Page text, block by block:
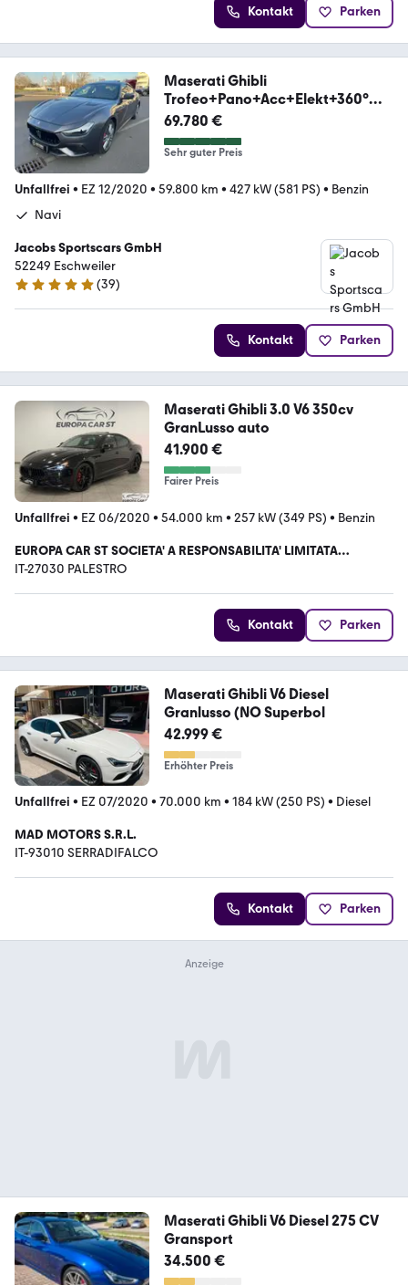
Kontakt Parken
Maserati Ghibli
Trofeo+Pano+Acc+Elekt+360°
+V8
69.780 €
Sehr guter Preis
Unfallfrei • EZ 12/2020 • 59.800 km • 427 kW (581 PS) • Benzin
Navi
Jacobs Sportscars GmbH
52249 Eschweiler
4.8 Sterne
(39)
Kontakt Parken
Maserati Ghibli 3.0 V6 350cv
GranLusso auto
41.900 €
Fairer Preis
Unfallfrei • EZ 06/2020 • 54.000 km • 257 kW (349 PS) • Benzin
EUROPA CAR ST SOCIETA' A RESPONSABILITA' LIMITATA
SEMPLIFICATA
IT-27030 PALESTRO
Kontakt Parken
Maserati Ghibli V6 Diesel
Granlusso (NO Superbol
42.999 €
Erhöhter Preis
Unfallfrei • EZ 07/2020 • 70.000 km • 184 kW (250 PS) • Diesel
MAD MOTORS S.R.L.
IT-93010 SERRADIFALCO
Kontakt Parken
Maserati Ghibli V6 Diesel 275 CV
Gransport
34.500 €